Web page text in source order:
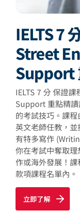
IELTS 7
Street
Support
IELTS 7 分 保證
Support 重點精讀
的考試技巧。課
英文老師任教，
有特多寫作
你在考試中奪取
作或海外發展！課
款項課程名單內。
立即了解